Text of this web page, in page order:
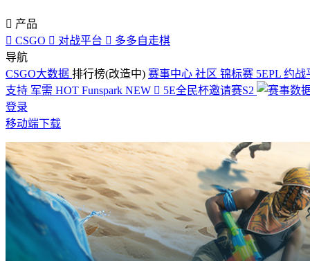
 产品
 CSGO  对战平台  多多自走棋
导航
CSGO大数据 排行榜(改造中) 赛事中心 社区 锦标赛 5EPL 约战
支持 军需 HOT Funspark NEW  5E全民杯邀请赛S2
登录
移动端下载